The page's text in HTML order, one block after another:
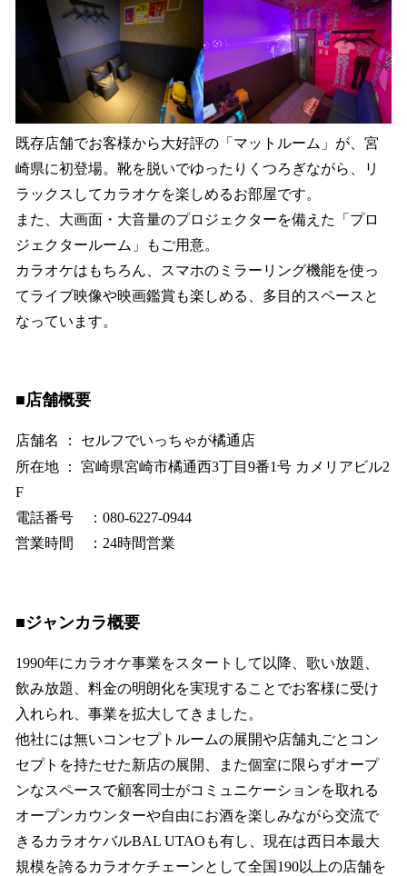
既存店舗でお客様から大好評の「マットルーム」が、宮
崎県に初登場。靴を脱いでゆったりくつろぎながら、リ
ラックスしてカラオケを楽しめるお部屋です。
また、大画面・大音量のプロジェクターを備えた「プロ
ジェクタールーム」もご用意。
カラオケはもちろん、スマホのミラーリング機能を使っ
てライブ映像や映画鑑賞も楽しめる、多目的スペースと
なっています。
■店舗概要
店舗名 ： セルフでいっちゃが橘通店
所在地 ： 宮崎県宮崎市橘通西3丁目9番1号 カメリアビル2
F
電話番号 ：080-6227-0944
営業時間 ：24時間営業
■ジャンカラ概要
1990年にカラオケ事業をスタートして以降、歌い放題、
飲み放題、料金の明朗化を実現することでお客様に受け
入れられ、事業を拡大してきました。
他社には無いコンセプトルームの展開や店舗丸ごとコン
セプトを持たせた新店の展開、また個室に限らずオープ
ンなスペースで顧客同士がコミュニケーションを取れる
オープンカウンターや自由にお酒を楽しみながら交流で
きるカラオケバルBAL UTAOも有し、現在は西日本最大
規模を誇るカラオケチェーンとして全国190以上の店舗を